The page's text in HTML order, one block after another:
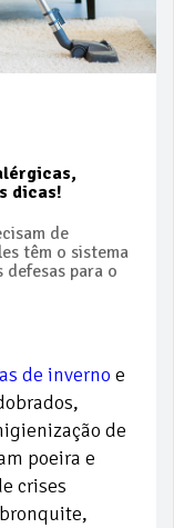
dicas!
de
têm o sistema
para o
de inverno e
de
poeira e
crises